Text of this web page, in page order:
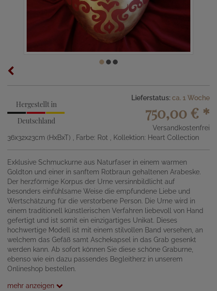
Hergestellt in
Deutschland
Lieferstatus: ca. 1 Woche
750,00 € *
Versandkostenfrei
36x32x23cm (HxBxT)
, Farbe: Rot , Kollektion: Heart Collection
Exklusive Schmuckurne aus Naturfaser in einem warmen
Goldton und einer in sanftem Rotbraun gehaltenen Arabeske.
Der herzförmige Korpus der Urne versinnbildlicht auf
besonders einfühlsame Weise die empfundene Liebe und
Wertschätzung für die verstorbene Person. Die Urne wird in
einem traditionell künstlerischen Verfahren liebevoll von Hand
gefertigt und ist somit ein einzigartiges Unikat. Dieses
hochwertige Modell ist mit einem stilvollen Band versehen, an
welchem das Gefäß samt Aschekapsel in das Grab gesenkt
werden kann. Ab sofort können Sie diese schöne Graburne,
ebenso wie ein dazu passendes Begleitherz in unserem
Onlineshop bestellen.
mehr anzeigen